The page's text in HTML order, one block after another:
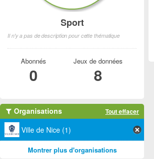
Sport
Il n'y a pas de description pour cette thématique
Abonnés
0
Jeux de données
8
Organisations Tout effacer
Ville de Nice (1)
Montrer plus d'organisations